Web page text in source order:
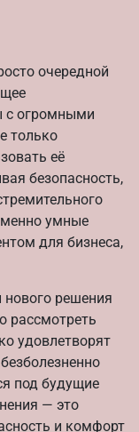
очередной
с огромными
только
её
безопасность,
умные
для бизнеса,
нового решения
рассмотреть
удовлетворят
под будущие
— это
и комфорт